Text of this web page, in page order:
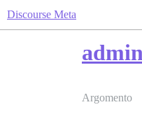
Discourse Meta
Argomento